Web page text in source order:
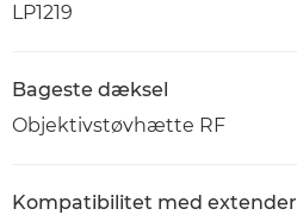
LP1219
Bageste dæksel
Objektivstøvhætte RF
Kompatibilitet med extender